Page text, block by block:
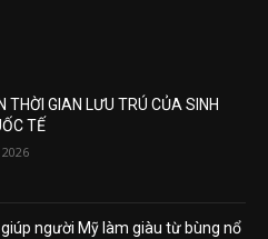
THỜI GIAN LƯU TRÚ CỦA SINH
TẾ
người Mỹ làm giàu từ bùng nổ